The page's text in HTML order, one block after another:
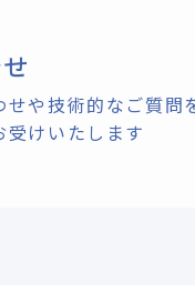
や技術的なご質問
けいたします